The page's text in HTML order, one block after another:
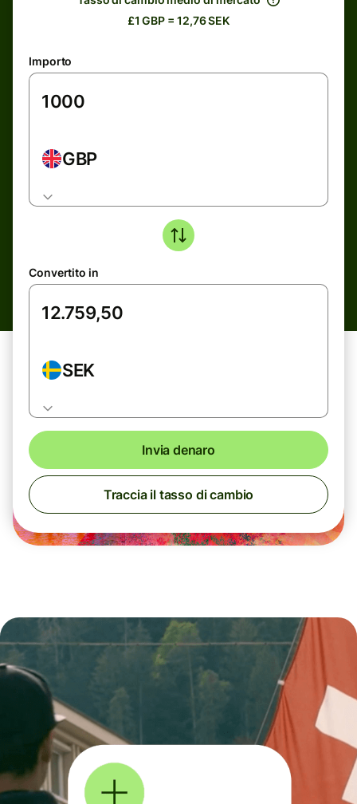
£1 GBP = 12,76 SEK
Importo
GBP
Convertito in
SEK
Invia denaro
Traccia il tasso di cambio